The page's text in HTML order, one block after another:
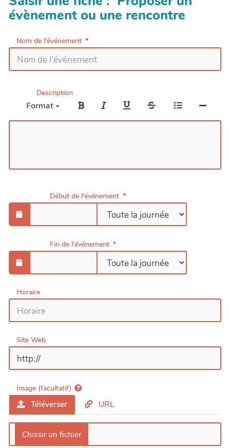
évènement ou une rencontre
Nom de l'événement
Description
Format
Début de l'événement
Fin de l'événement
Horaire
Site Web
Image (facultatif)
Téléverser URL